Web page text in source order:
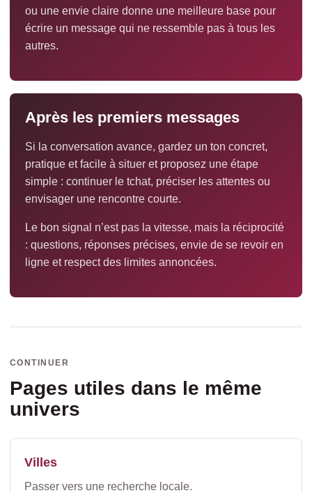
ou une envie claire donne une meilleure base pour
écrire un message qui ne ressemble pas à tous les
autres.
Après les premiers messages
Si la conversation avance, gardez un ton concret,
pratique et facile à situer et proposez une étape
simple : continuer le tchat, préciser les attentes ou
envisager une rencontre courte.
Le bon signal n’est pas la vitesse, mais la réciprocité
: questions, réponses précises, envie de se revoir en
ligne et respect des limites annoncées.
CONTINUER
Pages utiles dans le même
univers
Villes
Passer vers une recherche locale.